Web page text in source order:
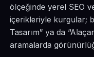
ölçeğinde yerel SEO
içerikleriyle kurgular;
Tasarım” ya da
aramalarda